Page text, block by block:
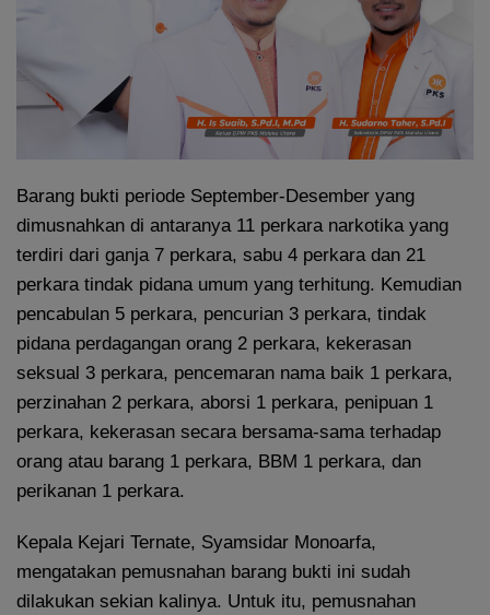
Barang bukti periode September-Desember yang
dimusnahkan di antaranya 11 perkara narkotika yang
terdiri dari ganja 7 perkara, sabu 4 perkara dan 21
perkara tindak pidana umum yang terhitung. Kemudian
pencabulan 5 perkara, pencurian 3 perkara, tindak
pidana perdagangan orang 2 perkara, kekerasan
seksual 3 perkara, pencemaran nama baik 1 perkara,
perzinahan 2 perkara, aborsi 1 perkara, penipuan 1
perkara, kekerasan secara bersama-sama terhadap
orang atau barang 1 perkara, BBM 1 perkara, dan
perikanan 1 perkara.
Kepala Kejari Ternate, Syamsidar Monoarfa,
mengatakan pemusnahan barang bukti ini sudah
dilakukan sekian kalinya. Untuk itu, pemusnahan